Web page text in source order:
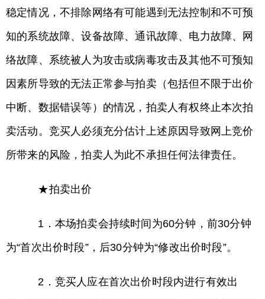
稳定情况，不排除网络有可能遇到无法控制和不可预
知的系统故障、设备故障、通讯故障、电力故障、网
络故障、系统被人为攻击或病毒攻击及其他不可预知
因素所导致的无法正常参与拍卖（包括但不限于出价
中断、数据错误等）的情况，拍卖人有权终止本次拍
卖活动。竞买人必须充分估计上述原因导致网上竞价
所带来的风险，拍卖人为此不承担任何法律责任。
★拍卖出价
1．本场拍卖会持续时间为60分钟，前30分钟
为“首次出价时段”，后30分钟为“修改出价时段”。
2．竞买人应在首次出价时段内进行有效出